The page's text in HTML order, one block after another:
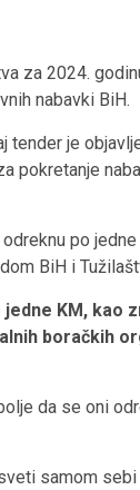
za 2024.
nabavki BiH.
tender je
pokretanje
po
BiH i
KM, kao
boračkih
da se oni
samom